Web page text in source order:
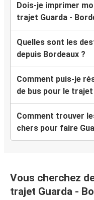
Dois-je imprimer
trajet Guarda -
Quelles sont les
depuis Bordeaux ?
Comment puis-je
de bus pour le
Comment trouver
chers pour faire
Vous cherchez
trajet Guarda -